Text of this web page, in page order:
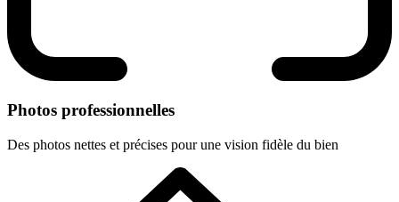
Photos professionnelles
Des photos nettes et précises pour une vision fidèle du bien